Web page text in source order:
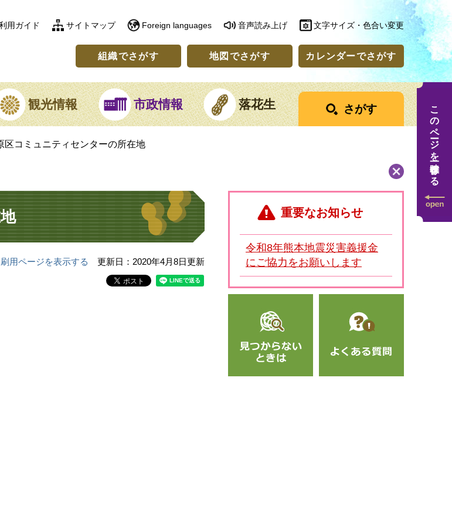
用ガイド サイトマップ Foreign languages 音声読み上げ 文字サイズ・色合い変更
組織でさがす 地図でさがす カレンダーでさがす
観光情報 市政情報 落花生 さがす
区コミュニティセンターの所在地
用ページを表示する 更新日：2020年4月8日更新
重要なお知らせ
令和8年熊本地震災害義援金
にご協力をお願いします
このページを一時保存する